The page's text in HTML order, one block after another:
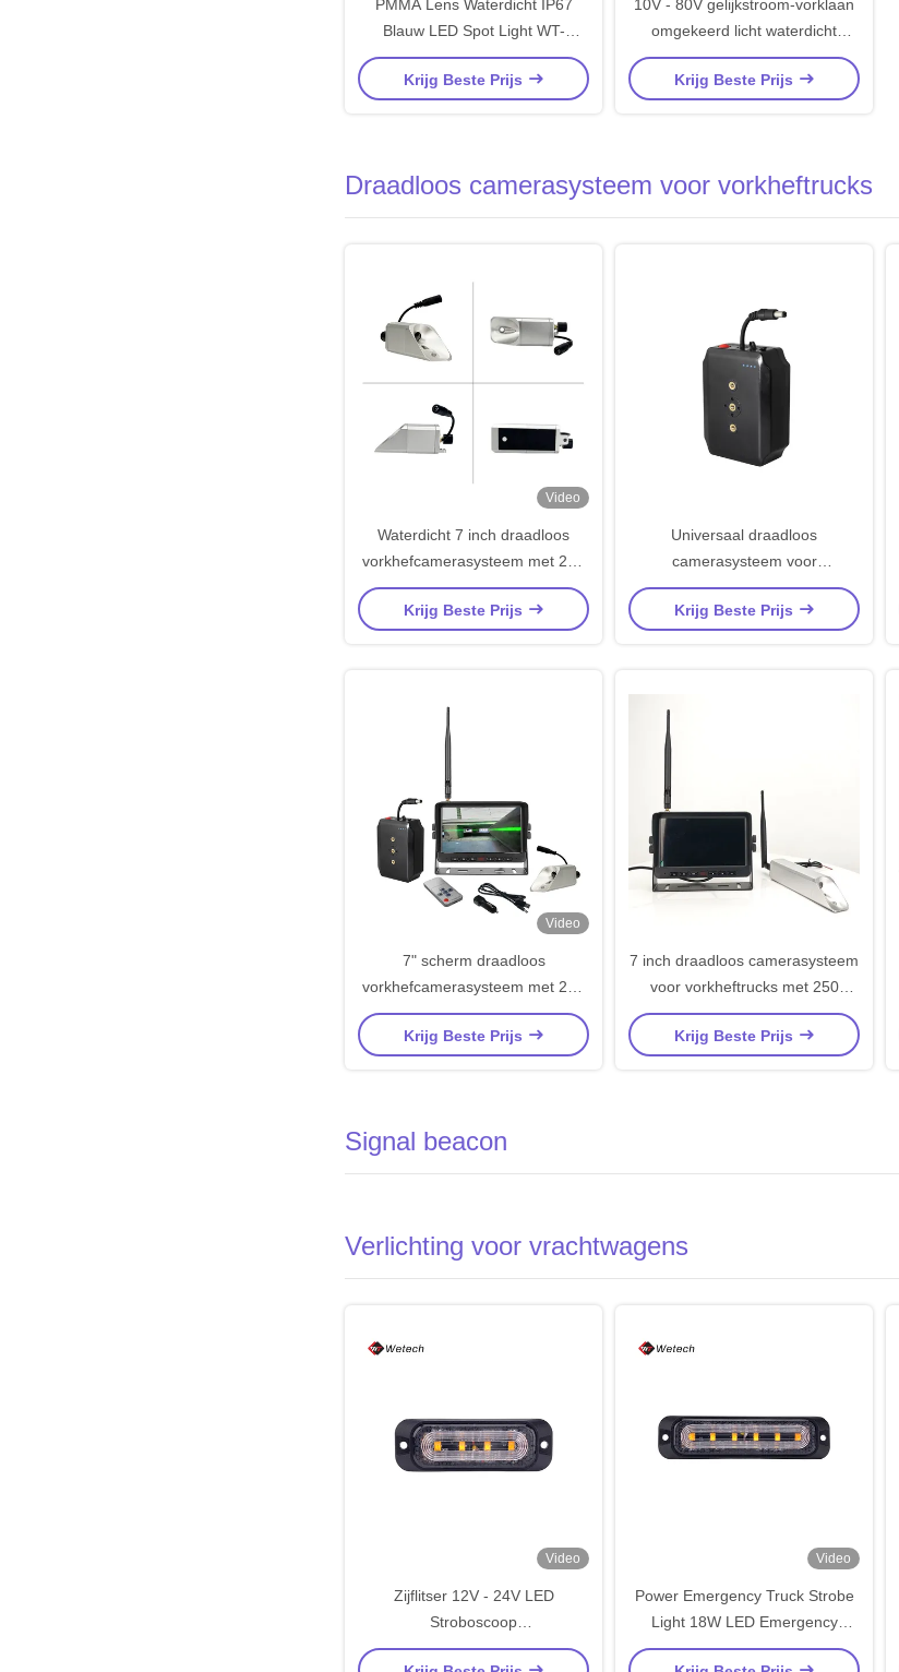
PMMA Lens Waterdicht IP67
Blauw LED Spot Light WT-
RL10310 voor vrachtwagens en
technische apparatuur
Krijg Beste Prijs
10V - 80V gelijkstroom-vorklaan
omgekeerd licht waterdicht
vorklaan blauw vlek
waarschuwingslicht
Krijg Beste Prijs
Draadloos camerasysteem voor vorkheftrucks
Video
Waterdicht 7 inch draadloos
vorkhefcamerasysteem met 250
meter zendafstand voor zware
monitoring
Krijg Beste Prijs
Universaal draadloos
camerasysteem voor
vorkheftrucks met 10000 mAh
batterij en ODM OEM-service
Krijg Beste Prijs
Video
7" scherm draadloos
vorkhefcamerasysteem met 250
meter zendafstand en
automatische schermwisseling
Krijg Beste Prijs
7 inch draadloos camerasysteem
voor vorkheftrucks met 250
meter zendbereik, 1024x600
resolutie en 450 CD/M2
Krijg Beste Prijs
Signal beacon
Verlichting voor vrachtwagens
Video
Zijflitser 12V - 24V LED
Stroboscoop
Waarschuwingslichten IP67
Video
Power Emergency Truck Strobe
Light 18W LED Emergency
Vehicle Lights